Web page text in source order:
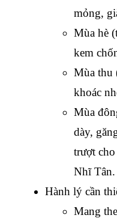
mỏng,
Mùa hè
kem
Mùa thu
khoác
Mùa
dày,
trượt
Nhĩ Tân.
Hành lý cần
Mang